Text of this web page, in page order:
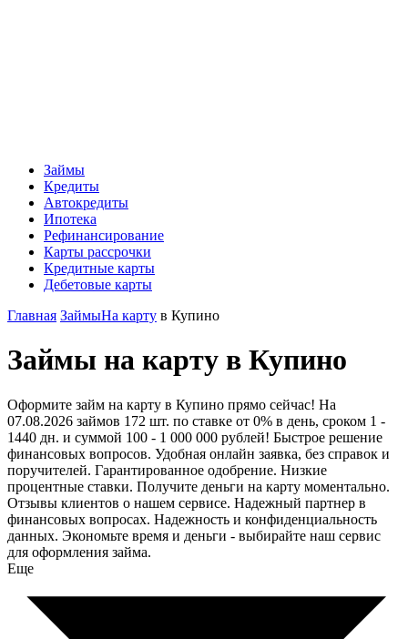
Займы
Кредиты
Автокредиты
Ипотека
Рефинансирование
Карты рассрочки
Кредитные карты
Дебетовые карты
Главная ЗаймыНа карту в Купино
Займы на карту в Купино
Оформите займ на карту в Купино прямо сейчас! На
07.08.2026 займов 172 шт. по ставке от 0% в день, сроком 1 -
1440 дн. и суммой 100 - 1 000 000 рублей! Быстрое решение
финансовых вопросов. Удобная онлайн заявка, без справок и
поручителей. Гарантированное одобрение. Низкие
процентные ставки. Получите деньги на карту моментально.
Отзывы клиентов о нашем сервисе. Надежный партнер в
финансовых вопросах. Надежность и конфиденциальность
данных. Экономьте время и деньги - выбирайте наш сервис
для оформления займа.
Еще